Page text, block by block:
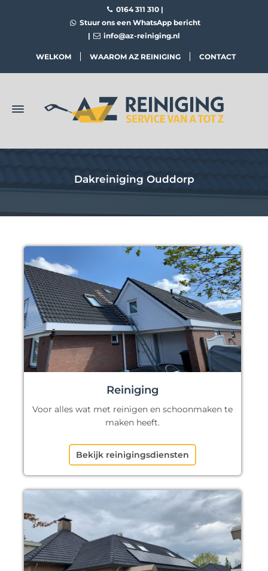
0164 311 310 |
Stuur ons een WhatsApp bericht
|
info@az-reiniging.nl
WELKOM WAAROM AZ REINIGING CONTACT
Dakreiniging Ouddorp
Reiniging
Voor alles wat met reinigen en schoonmaken te
maken heeft.
Bekijk reinigingsdiensten